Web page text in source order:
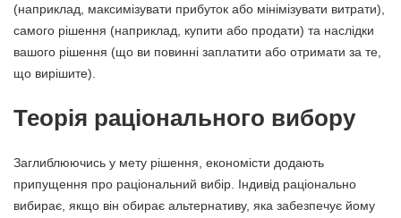
(наприклад, максимізувати прибуток або мінімізувати витрати),
самого рішення (наприклад, купити або продати) та наслідки
вашого рішення (що ви повинні заплатити або отримати за те,
що вирішите).
Теорія раціонального вибору
Заглиблюючись у мету рішення, економісти додають
припущення про раціональний вибір. Індивід раціонально
вибирає, якщо він обирає альтернативу, яка забезпечує йому